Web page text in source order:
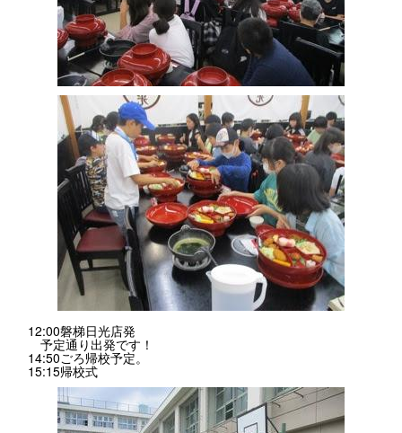
12:00磐梯日光店発
予定通り出発です！
14:50ごろ帰校予定。
15:15帰校式